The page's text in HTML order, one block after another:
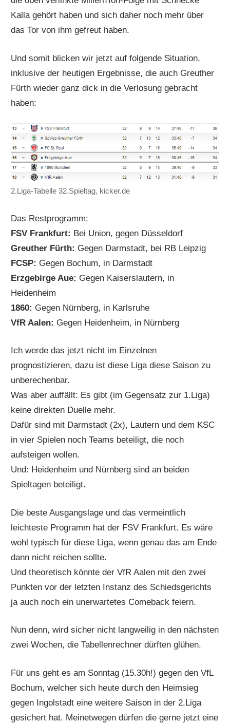
Kalla gehört haben und sich daher noch mehr über
das Tor von ihm gefreut haben.
Und somit blicken wir jetzt auf folgende Situation,
inklusive der heutigen Ergebnisse, die auch Greuther
Fürth wieder ganz dick in die Verlosung gebracht
haben:
2.Liga-Tabelle 32.Spieltag, kicker.de
Das Restprogramm:
FSV Frankfurt: Bei Union, gegen Düsseldorf
Greuther Fürth: Gegen Darmstadt, bei RB Leipzig
FCSP: Gegen Bochum, in Darmstadt
Erzgebirge Aue: Gegen Kaiserslautern, in
Heidenheim
1860: Gegen Nürnberg, in Karlsruhe
VfR Aalen: Gegen Heidenheim, in Nürnberg
Ich werde das jetzt nicht im Einzelnen
prognostizieren, dazu ist diese Liga diese Saison zu
unberechenbar.
Was aber auffällt: Es gibt (im Gegensatz zur 1.Liga)
keine direkten Duelle mehr.
Dafür sind mit Darmstadt (2x), Lautern und dem KSC
in vier Spielen noch Teams beteiligt, die noch
aufsteigen wollen.
Und: Heidenheim und Nürnberg sind an beiden
Spieltagen beteiligt.
Die beste Ausgangslage und das vermeintlich
leichteste Programm hat der FSV Frankfurt. Es wäre
wohl typisch für diese Liga, wenn genau das am Ende
dann nicht reichen sollte.
Und theoretisch könnte der VfR Aalen mit den zwei
Punkten vor der letzten Instanz des Schiedsgerichts
ja auch noch ein unerwartetes Comeback feiern.
Nun denn, wird sicher nicht langweilig in den nächsten
zwei Wochen, die Tabellenrechner dürften glühen.
Für uns geht es am Sonntag (15.30h!) gegen den VfL
Bochum, welcher sich heute durch den Heimsieg
gegen Ingolstadt eine weitere Saison in der 2.Liga
gesichert hat. Meinetwegen dürfen die gerne jetzt eine